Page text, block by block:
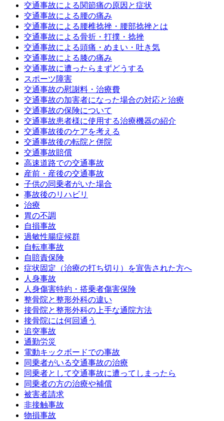
交通事故による関節痛の原因と症状
交通事故による腰の痛み
交通事故による腰椎捻挫・腰部捻挫とは
交通事故による骨折・打撲・捻挫
交通事故による頭痛・めまい・吐き気
交通事故による膝の痛み
交通事故に遭ったらまずどうする
スポーツ障害
交通事故の慰謝料・治療費
交通事故の加害者になった場合の対応と治療
交通事故の保険について
交通事故患者様に使用する治療機器の紹介
交通事故後のケアを考える
交通事故後の転院と併院
交通事故賠償
高速道路での交通事故
産前・産後の交通事故
子供の同乗者がいた場合
事故後のリハビリ
治療
胃の不調
自損事故
過敏性腸症候群
自転車事故
自賠責保険
症状固定（治療の打ち切り）を宣告された方へ
人身事故
人身傷害特約・搭乗者傷害保険
整骨院と整形外科の違い
接骨院と整形外科の上手な通院方法
接骨院には何回通う
追突事故
通勤労災
電動キックボードでの事故
同乗者がいる交通事故の治療
同乗者として交通事故に遭ってしまったら
同乗者の方の治療や補償
被害者請求
非接触事故
物損事故